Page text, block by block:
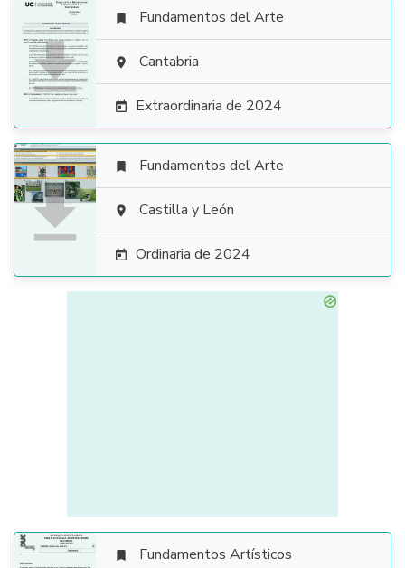

 Fundamentos del Arte
 Cantabria
 Extraordinaria de 2024

 Fundamentos del Arte
 Castilla y León
 Ordinaria de 2024
 Fundamentos Artísticos